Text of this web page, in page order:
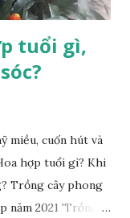
tuổi gì,
miều, cuốn hút và
hợp tuổi gì? Khi
Trồng cây phong
2021 'Trồng